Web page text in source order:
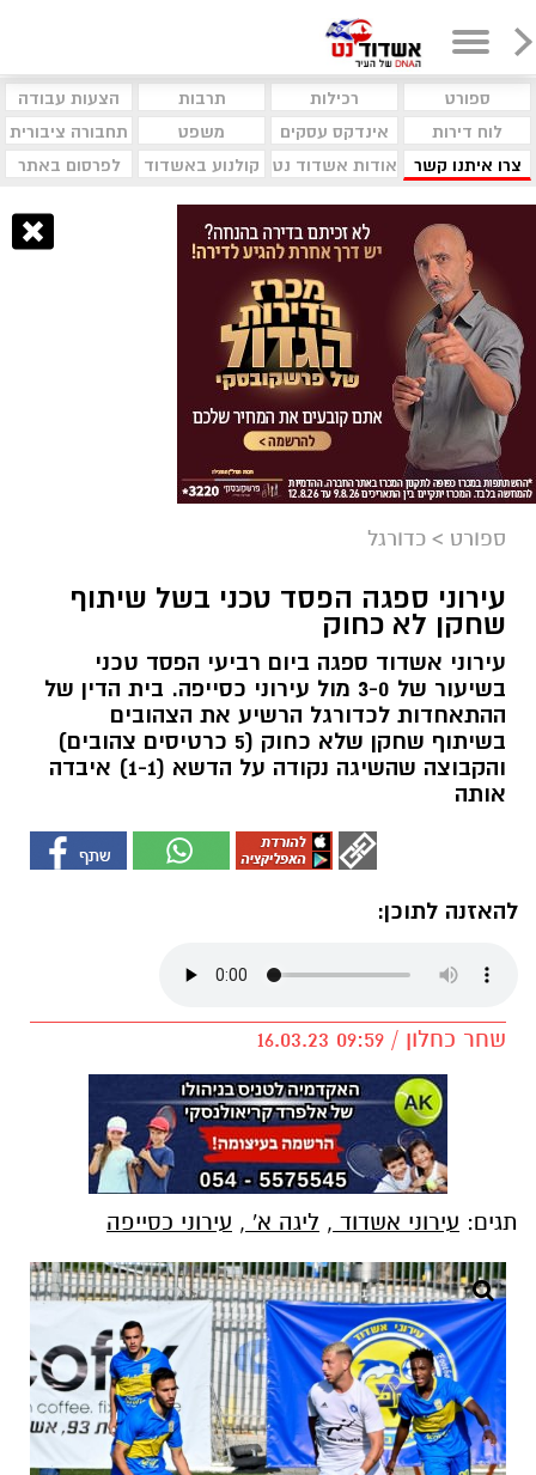
ספורט רכילות תרבות
הצעות עבודה
לוח דירות
אינדקס עסקים משפט
תחבורה ציבורית
צרו איתנו קשר
אודות אשדוד נט קולנוע באשדוד לפרסום באתר
ספורט > כדורגל
עירוני ספגה הפסד טכני בשל שיתוף
שחקן לא כחוק
עירוני אשדוד ספגה ביום רביעי הפסד טכני
בשיעור של 3-0 מול עירוני כסייפה. בית הדין של
ההתאחדות לכדורגל הרשיע את הצהובים
בשיתוף שחקן שלא כחוק (5 כרטיסים צהובים)
והקבוצה שהשיגה נקודה על הדשא (1-1) איבדה
אותה
להאזנה לתוכן:
שחר כחלון / 09:59 16.03.23
תגים: עירוני אשדוד , ליגה א' , עירוני כסייפה